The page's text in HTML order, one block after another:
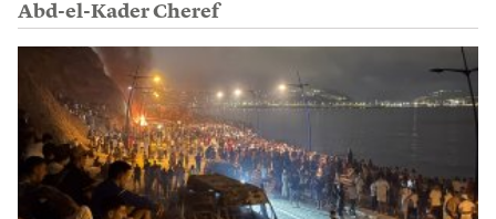
Abd-el-Kader Cheref